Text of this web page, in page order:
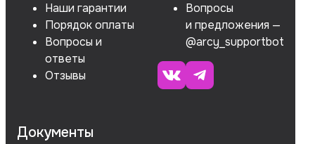
Наши гарантии
Порядок оплаты
Вопросы и
ответы
Отзывы
Вопросы
и предложения —
@arcy_supportbot
Документы